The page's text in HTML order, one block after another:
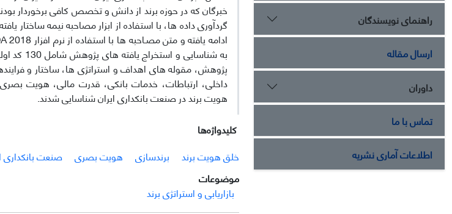
خبرگان که در حوزه برند از دانش و تخصص کافی برخوردار
گردآوری داده­ ها، با استفاده از ابزار مصاحبه نیمه
پژوهش، مقوله­ های اهداف و استراتژی­ ها، ساختار و
داخلی، ارتباطات، خدمات بانکی، قدرت مالی، هویت
هویت برند در صنعت بانکداری ایران شناسایی شدند.
کلیدواژه‌ها
خلق هویت برند
برندسازی هویت بصری
صنعت بانکداری
موضوعات
بازاریابی و استراتژی برند
راهنمای نویسندگان
ارسال مقاله
داوران
تماس با ما
اطلاعات آماری نشریه